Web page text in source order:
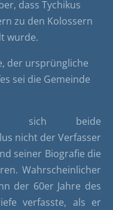
dass Tychikus
zu den Kolossern
wurde.
der ursprüngliche
sei die Gemeinde
sich beide
nicht der Verfasser
seiner Biografie die
Wahrscheinlicher
der 60er Jahre des
verfasste, als er